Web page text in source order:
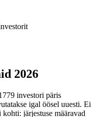
2026
investori päris
igal öösel uuesti. Ei
järjestuse määravad